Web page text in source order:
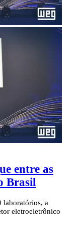
entre as
Brasil
laboratórios, a
eletroeletrônico